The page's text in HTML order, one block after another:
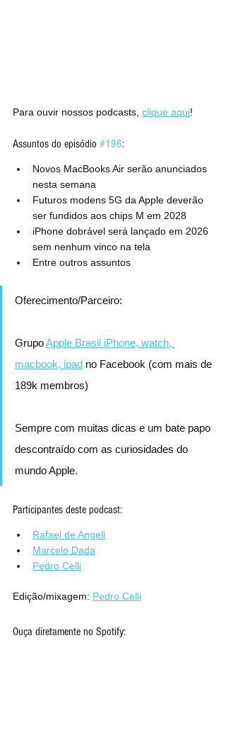
Para ouvir nossos podcasts, clique aqui!
Assuntos do episódio #196:
Novos MacBooks Air serão anunciados
nesta semana
Futuros modens 5G da Apple deverão
ser fundidos aos chips M em 2028
iPhone dobrável será lançado em 2026
sem nenhum vinco na tela
Entre outros assuntos
Oferecimento/Parceiro:
Grupo Apple Brasil iPhone, watch,
macbook, ipad no Facebook (com mais de
189k membros)
Sempre com muitas dicas e um bate papo
descontraído com as curiosidades do
mundo Apple.
Participantes deste podcast:
Rafael de Angeli
Marcelo Dada
Pedro Celli
Edição/mixagem: Pedro Celli
Ouça diretamente no Spotify: